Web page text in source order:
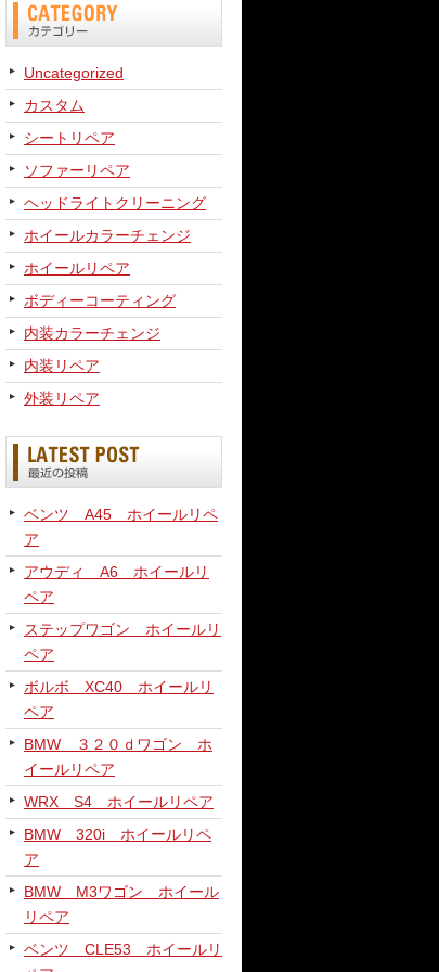
Uncategorized
カスタム
シートリペア
ソファーリペア
ヘッドライトクリーニング
ホイールカラーチェンジ
ホイールリペア
ボディーコーティング
内装カラーチェンジ
内装リペア
外装リペア
ベンツ A45 ホイールリペ
ア
アウディ A6 ホイールリ
ペア
ステップワゴン ホイールリ
ペア
ボルボ XC40 ホイールリ
ペア
BMW ３２０ｄワゴン ホ
イールリペア
WRX S4 ホイールリペア
BMW 320i ホイールリペ
ア
BMW M3ワゴン ホイール
リペア
ベンツ CLE53 ホイールリ